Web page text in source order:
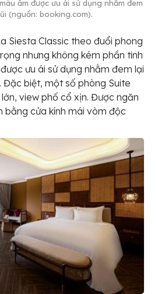
ấm được ưu ái sử dụng nhằm đem
(nguồn: booking.com).
Siesta Classic theo đuổi phong
nhưng không kém phần tinh
ưu ái sử dụng nhằm đem lại
Đặc biệt, một số phòng Suite
view phố cổ xịn. Được ngăn
bằng cửa kính mái vòm độc